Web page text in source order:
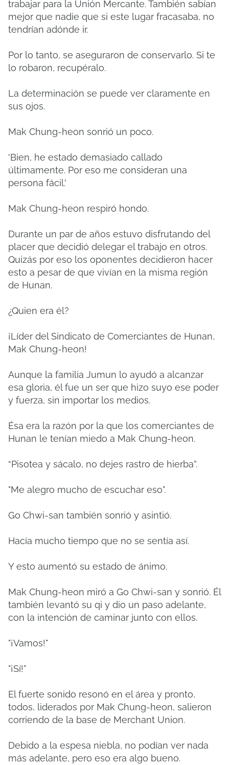
trabajar para la Unión Mercante. También sabían
mejor que nadie que si este lugar fracasaba, no
tendrían adónde ir.
Por lo tanto, se aseguraron de conservarlo. Si te
lo robaron, recupéralo.
La determinación se puede ver claramente en
sus ojos.
Mak Chung-heon sonrió un poco.
'Bien, he estado demasiado callado
últimamente. Por eso me consideran una
persona fácil.'
Mak Chung-heon respiró hondo.
Durante un par de años estuvo disfrutando del
placer que decidió delegar el trabajo en otros.
Quizás por eso los oponentes decidieron hacer
esto a pesar de que vivían en la misma región
de Hunan.
¿Quien era él?
¡Líder del Sindicato de Comerciantes de Hunan,
Mak Chung-heon!
Aunque la familia Jumun lo ayudó a alcanzar
esa gloria, él fue un ser que hizo suyo ese poder
y fuerza, sin importar los medios.
Ésa era la razón por la que los comerciantes de
Hunan le tenían miedo a Mak Chung-heon.
“Pisotea y sácalo, no dejes rastro de hierba”.
"Me alegro mucho de escuchar eso".
Go Chwi-san también sonrió y asintió.
Hacía mucho tiempo que no se sentía así.
Y esto aumentó su estado de ánimo.
Mak Chung-heon miró a Go Chwi-san y sonrió. Él
también levantó su qi y dio un paso adelante,
con la intención de caminar junto con ellos.
"¡Vamos!"
"¡Sí!"
El fuerte sonido resonó en el área y pronto,
todos, liderados por Mak Chung-heon, salieron
corriendo de la base de Merchant Union.
Debido a la espesa niebla, no podían ver nada
más adelante, pero eso era algo bueno.